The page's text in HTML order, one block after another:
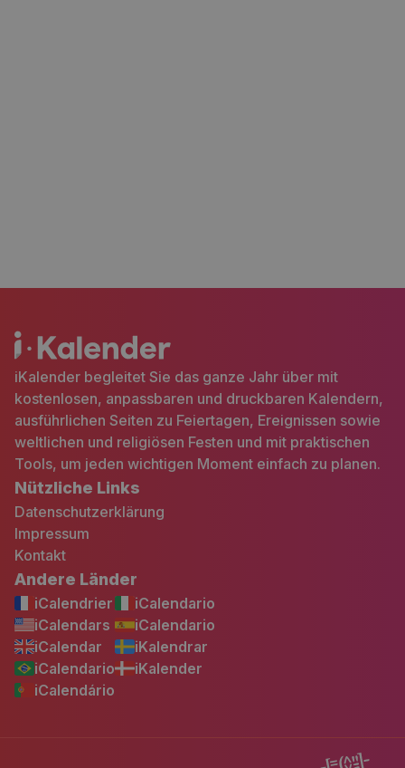
iKalender begleitet Sie das ganze Jahr über mit
kostenlosen, anpassbaren und druckbaren Kalendern,
ausführlichen Seiten zu Feiertagen, Ereignissen sowie
weltlichen und religiösen Festen und mit praktischen
Tools, um jeden wichtigen Moment einfach zu planen.
Nützliche Links
Datenschutzerklärung
Impressum
Kontakt
Andere Länder
iCalendrier
iCalendars
iCalendar
iCalendario
iCalendário
iCalendario
iCalendario
iKalendrar
iKalender